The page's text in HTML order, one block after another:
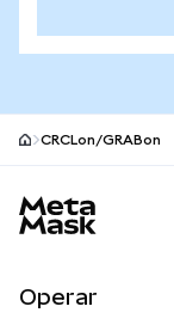
CRCLon/GRABon
Operar